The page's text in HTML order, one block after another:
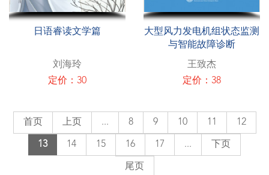
日语睿读文学篇
刘海玲
定价：30
大型风力发电机组状态监测
与智能故障诊断
王致杰
定价：38
首页 上页 ... 8 9 10 11 12
13 14 15 16 17 ... 下页
尾页